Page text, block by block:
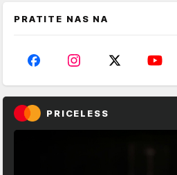
PRATITE NAS NA
PRICELESS